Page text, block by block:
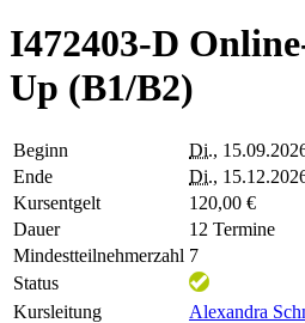
I472403-D
Up (B1/B2)
Beginn Di.,
Ende
Di.,
Kursentgelt
120,00 €
Dauer
12 Termine
Mindestteilnehmerzahl 7
Status
Kursleitung
Alexandra